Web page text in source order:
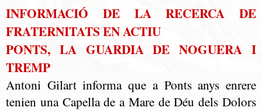
INFORMACIÓ DE LA RECERCA DE
FRATERNITATS EN ACTIU
PONTS, LA GUARDIA DE NOGUERA I
TREMP
Antoni Gilart informa que a Ponts anys enrere
tenien una Capella de a Mare de Déu dels Dolors